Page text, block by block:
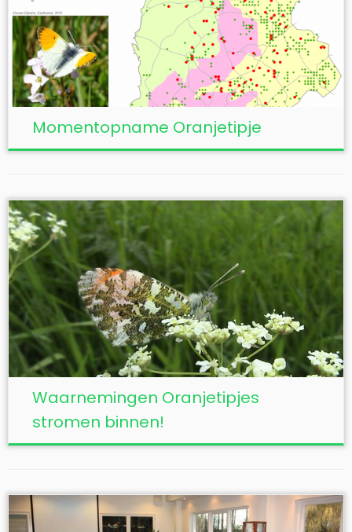
Momentopname Oranjetipje
Waarnemingen Oranjetipjes
stromen binnen!